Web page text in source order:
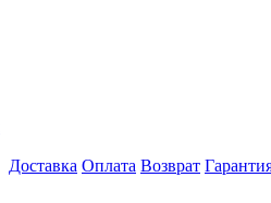
Доставка Оплата Возврат